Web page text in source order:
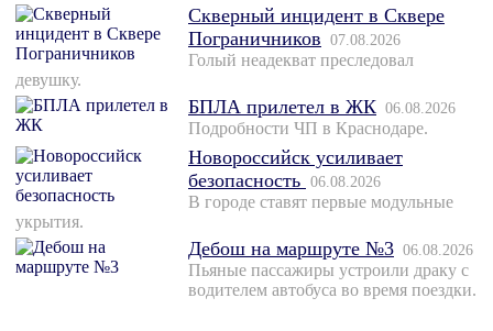
Скверный инцидент в Сквере
Пограничников 07.08.2026
Голый неадекват преследовал
девушку.
БПЛА прилетел в ЖК 06.08.2026
Подробности ЧП в Краснодаре.
Новороссийск усиливает
безопасность 06.08.2026
В городе ставят первые модульные
укрытия.
Дебош на маршруте №3 06.08.2026
Пьяные пассажиры устроили драку с
водителем автобуса во время поездки.